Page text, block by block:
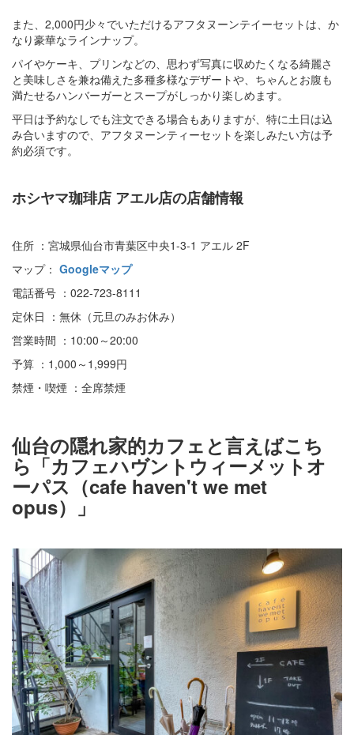
また、2,000円少々でいただけるアフタヌーンテイーセットは、か
なり豪華なラインナップ。
パイやケーキ、プリンなどの、思わず写真に収めたくなる綺麗さ
と美味しさを兼ね備えた多種多様なデザートや、ちゃんとお腹も
満たせるハンバーガーとスープがしっかり楽しめます。
平日は予約なしでも注文できる場合もありますが、特に土日は込
み合いますので、アフタヌーンティーセットを楽しみたい方は予
約必須です。
ホシヤマ珈琲店 アエル店の店舗情報
住所 ：宮城県仙台市青葉区中央1-3-1 アエル 2F
マップ： Googleマップ
電話番号 ：022-723-8111
定休日 ：無休（元旦のみお休み）
営業時間 ：10:00～20:00
予算 ：1,000～1,999円
禁煙・喫煙 ：全席禁煙
仙台の隠れ家的カフェと言えばこち
ら「カフェハヴントウィーメットオ
ーパス（cafe haven't we met
opus）」